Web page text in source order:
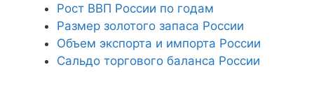
Рост ВВП России по годам
Размер золотого запаса России
Объем экспорта и импорта России
Сальдо торгового баланса России